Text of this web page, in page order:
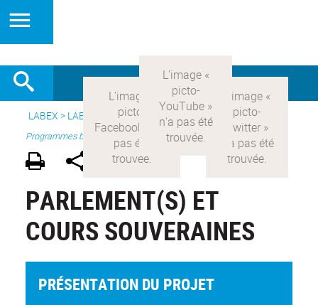
LABEX > LABEX COMOD> Version française > Recherche >
Programmes blanc
PARLEMENT(S) ET
COURS SOUVERAINES
PRÉSENTATION DU PROJET